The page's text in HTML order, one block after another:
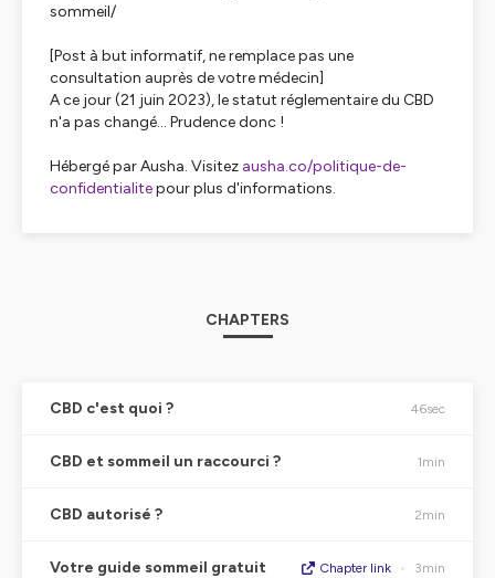
sommeil/
[Post à but informatif, ne remplace pas une
consultation auprès de votre médecin]
A ce jour (21 juin 2023), le statut réglementaire du CBD
n'a pas changé... Prudence donc !
Hébergé par Ausha. Visitez ausha.co/politique-de-
confidentialitepour plus d'informations.
CHAPTERS
CBD c'est quoi ? 46sec
CBD et sommeil un raccourci ? 1min
CBD autorisé ? 2min
Votre guide sommeil gratuit Chapter link • 3min